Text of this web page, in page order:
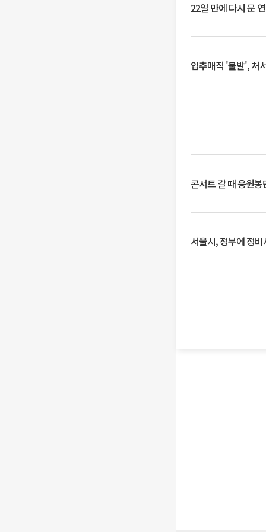
22일 만에 다시 문
입추매직 '불발', 처
콘서트 갈 때 응원
서울시, 정부에 정